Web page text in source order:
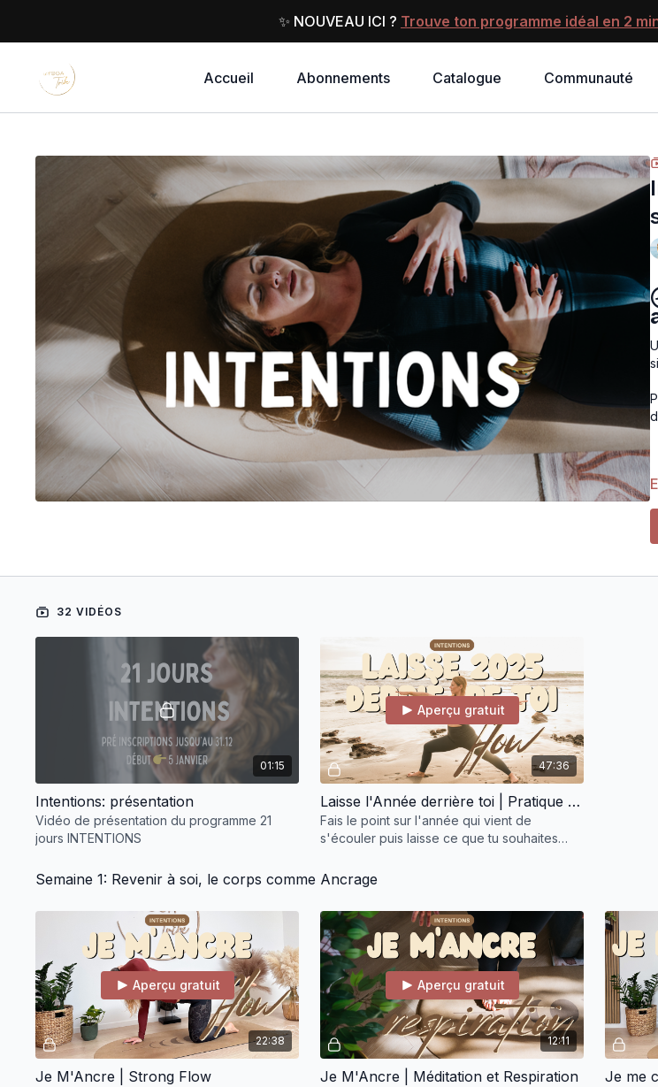
✨ NOUVEAU ICI ? Trouve ton programme idéal en 2
Accueil Abonnements Catalogue Communauté
32 VIDÉOS
01:15
Intentions: présentation
Vidéo de présentation du programme 21
jours INTENTIONS
47:36
Aperçu gratuit
Laisse l'Année derrière toi | Pratique 0 des 21 Jours
Fais le point sur l'année qui vient de
s'écouler puis laisse ce que tu souhaites
le tapis.
Semaine 1: Revenir à soi, le corps comme Ancrage
22:38
Aperçu gratuit
Je M'Ancre | Strong Flow
12:11
Aperçu gratuit
Je M'Ancre | Méditation et Respiration